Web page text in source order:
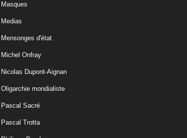
Masques
Medias
Mensonges d'état
Michel Onfray
Nicolas Dupont-Aignan
Oligarchie mondialiste
Pascal Sacré
Pascal Trotta